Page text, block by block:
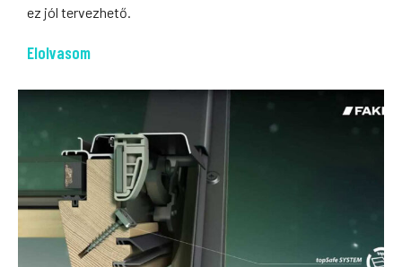
ez jól tervezhető.
Elolvasom